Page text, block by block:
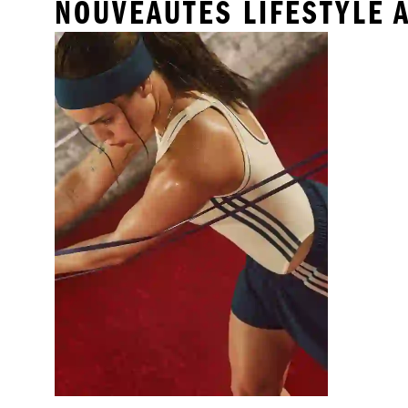
NOUVEAUTÉS LIFESTYLE